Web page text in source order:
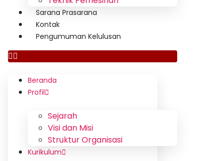
Sarana Prasarana
Kontak
Pengumuman Kelulusan
Beranda
Profil
Sejarah
Visi dan Misi
Struktur Organisasi
Kurikulum